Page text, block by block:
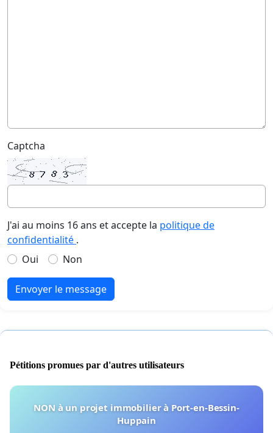
Captcha
J'ai au moins 16 ans et accepte la politique de
confidentialité .
Oui
Non
Envoyer le message
Pétitions promues par d'autres utilisateurs
NON à un projet immobilier à Port-en-Bessin-
Huppain